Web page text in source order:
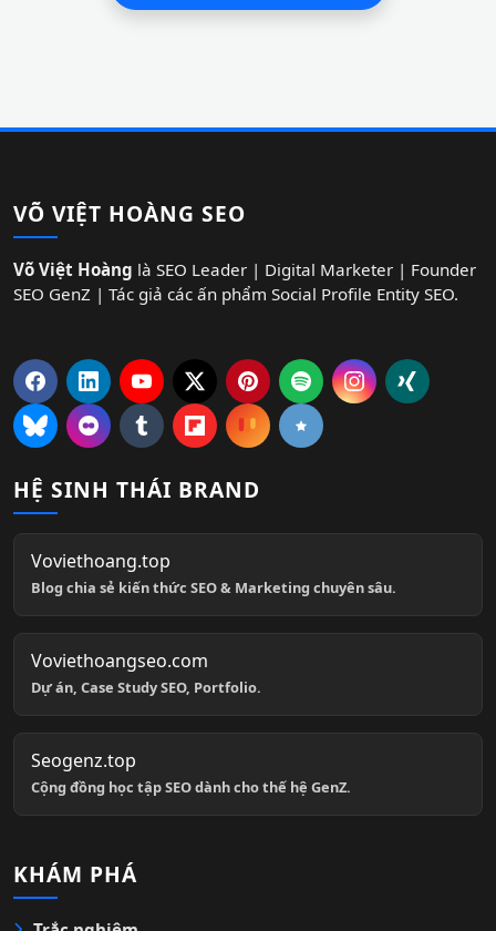
VÕ VIỆT HOÀNG SEO
Võ Việt Hoàng là SEO Leader | Digital Marketer | Founder
SEO GenZ | Tác giả các ấn phẩm Social Profile Entity SEO.
HỆ SINH THÁI BRAND
Voviethoang.top
Blog chia sẻ kiến thức SEO & Marketing chuyên sâu.
Voviethoangseo.com
Dự án, Case Study SEO, Portfolio.
Seogenz.top
Cộng đồng học tập SEO dành cho thế hệ GenZ.
KHÁM PHÁ